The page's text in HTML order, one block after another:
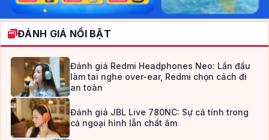
ĐÁNH GIÁ NỔI BẬT
Đánh giá Redmi Headphones Neo: Lần đầu
làm tai nghe over-ear, Redmi chọn cách đi
an toàn
Đánh giá JBL Live 780NC: Sự cá tính trong
cả ngoại hình lẫn chất âm